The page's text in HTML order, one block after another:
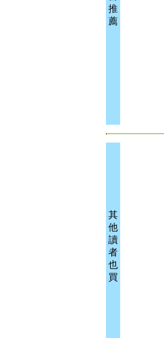
推
薦
其
他
讀
者
也
買